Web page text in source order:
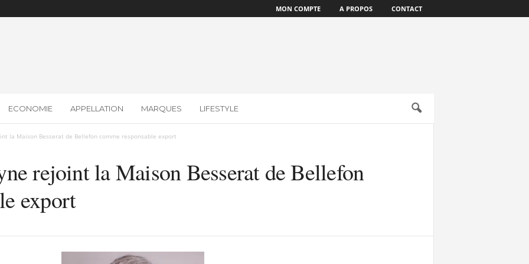
MON COMPTE A PROPOS CONTACT
ECONOMIE APPELLATION MARQUES LIFESTYLE
la Maison Besserat de Bellefon comme responsable export
rejoint la Maison Besserat de Bellefon
export